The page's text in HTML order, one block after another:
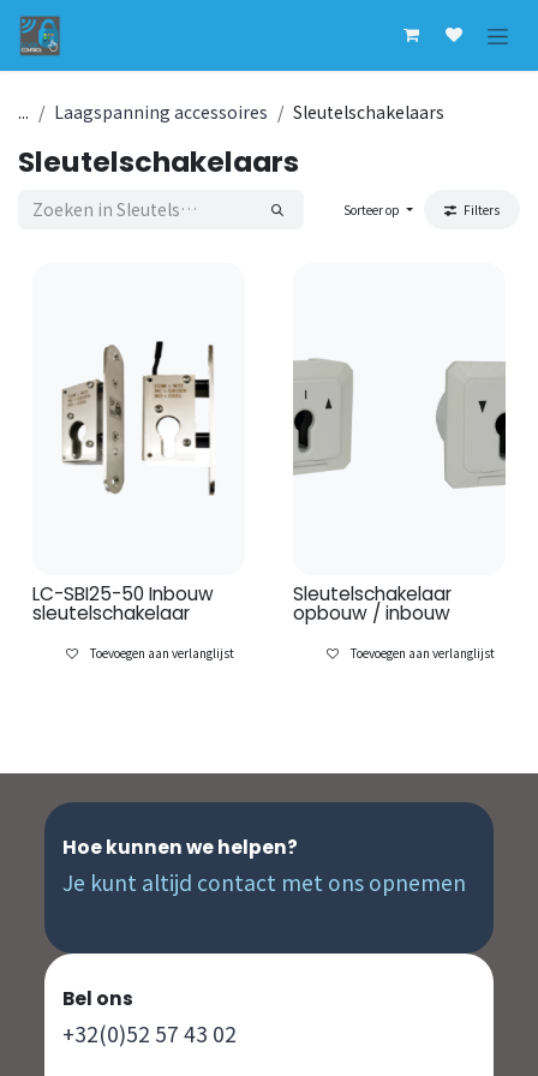
... Laagspanning accessoires Sleutelschakelaars
Sleutelschakelaars
Sorteer op Filters
LC-SBI25-50 Inbouw
sleutelschakelaar
Toevoegen aan verlanglijst
Sleutelschakelaar
opbouw / inbouw
Toevoegen aan verlanglijst
Hoe kunnen we helpen?
Je kunt altijd contact met ons opnemen
Bel ons
+32(0)52 57 43 02